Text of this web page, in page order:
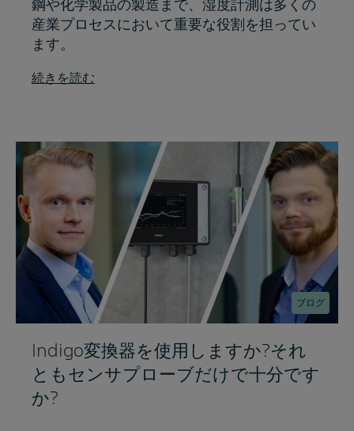
鋼や化学製品の製造まで、湿度計測は多くの
産業プロセスにおいて重要な役割を担ってい
ます。
続きを読む
ブログ
Indigo変換器を使用しますか?それ
ともセンサプローブだけで十分です
か?